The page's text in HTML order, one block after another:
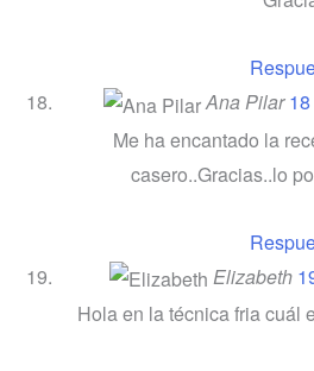
Ana Pilar
Me ha encantado la
casero..Gracias..lo
Elizabeth
Hola en la técnica fria cuál